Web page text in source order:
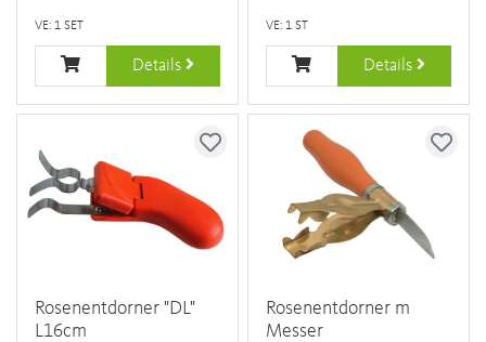
VE: 1 SET
Details
VE: 1 ST
Details
Rosenentdorner "DL"
L16cm
Rosenentdorner m
Messer